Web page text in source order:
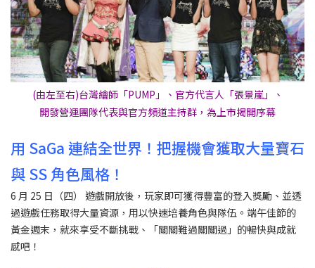
(由左至右)台灣繪師「PUMP」、官方代言人「張景嵐」、
開發營運團隊代表與官方頻道主持群，為上市揭開序幕
用 SaGa 連結全世界！把握機會獲取大量寶石
與 SS 角色風格！
6 月 25 日（四） 遊戲開放後，玩家即可獲得豐富的登入獎勵、並透
過遊戲任務取得大量資源，用以快速培養角色與隊伍。端午佳節的
黃金週末，就來享受不斷挑戰、「關關難過關關過」的暢快與成就
感吧！